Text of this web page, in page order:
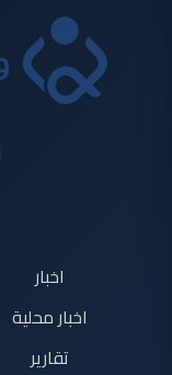
اخبار
اخبار محلية
تقارير